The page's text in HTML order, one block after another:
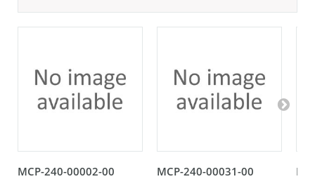
MCP-240-00002-00 MCP-240-00031-00